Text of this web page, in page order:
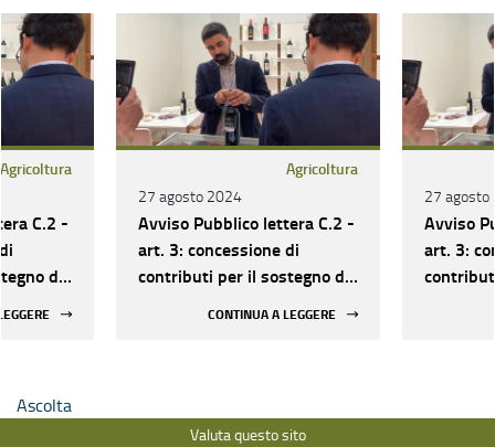
Agricoltura
C.2 -
di
Agricoltura
27 agosto 2024
Avviso Pubblico lettera C.2 -
art. 3: concessione di
contributi per il sostegno di
CONTINUA A LEGGERE
27 agosto
Avviso
art. 3:
Ascolta
Valuta questo sito